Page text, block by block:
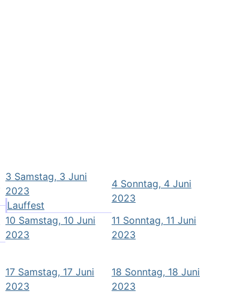
3 Samstag, 3 Juni
2023
Lauffest
4 Sonntag, 4 Juni
2023
10 Samstag, 10 Juni
2023
11 Sonntag, 11 Juni
2023
17 Samstag, 17 Juni
2023
18 Sonntag, 18 Juni
2023